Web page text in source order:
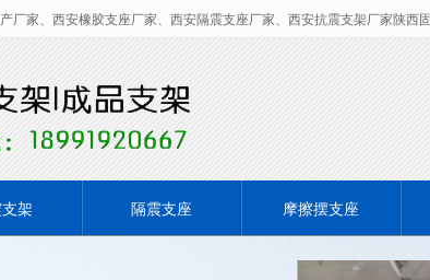
法获得最佳浏览体验，推荐下载安装谷歌浏览器！
厂家、西安橡胶支座厂家、西安隔震支座厂家、西安抗震支架厂家陕西
架 隔震支座 摩擦摆支座